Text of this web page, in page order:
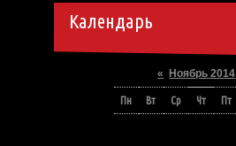
Календарь
« Ноябрь 2014
Пн Вт Ср Чт Пт